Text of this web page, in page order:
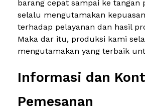
barang cepat sampai ke tangan
selalu mengutamakan
terhadap pelayanan dan hasil
Maka dar itu, produksi kami
mengutamakan yang terbaik
Informasi dan
Pemesanan